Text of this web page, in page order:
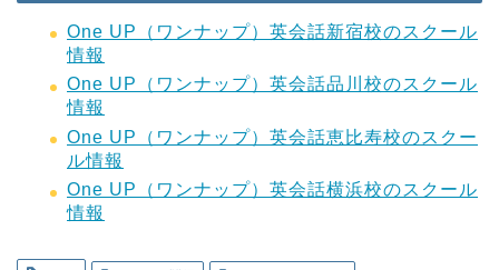
One UP（ワンナップ）英会話新宿校のスクール
情報
One UP（ワンナップ）英会話品川校のスクール
情報
One UP（ワンナップ）英会話恵比寿校のスクー
ル情報
One UP（ワンナップ）英会話横浜校のスクール
情報